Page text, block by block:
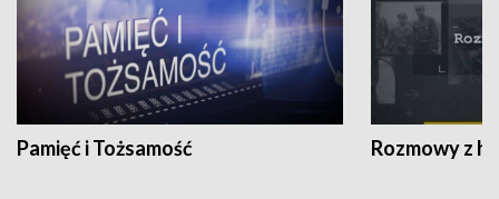
Pamięć i Tożsamość Rozmowy z